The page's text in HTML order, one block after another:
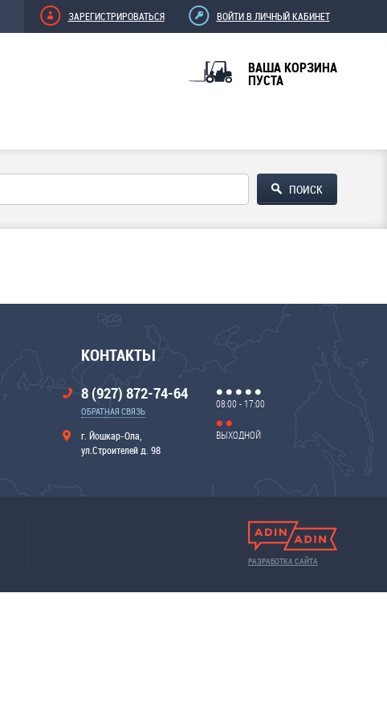
ЗАРЕГИСТРИРОВАТЬСЯ ВОЙТИ В ЛИЧНЫЙ КАБИНЕТ
ВАША КОРЗИНА
ПУСТА
КОНТАКТЫ
8 (927) 872-74-64
ОБРАТНАЯ СВЯЗЬ
г. Йошкар-Ола,
ул.Строителей д. 98
08:00 - 17:00
ВЫХОДНОЙ
РАЗРАБОТКА САЙТА